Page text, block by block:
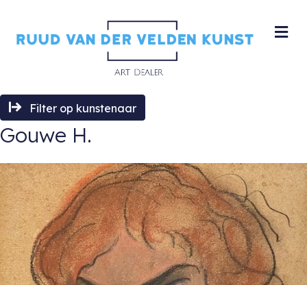
Filter op kunstenaar
Gouwe H.